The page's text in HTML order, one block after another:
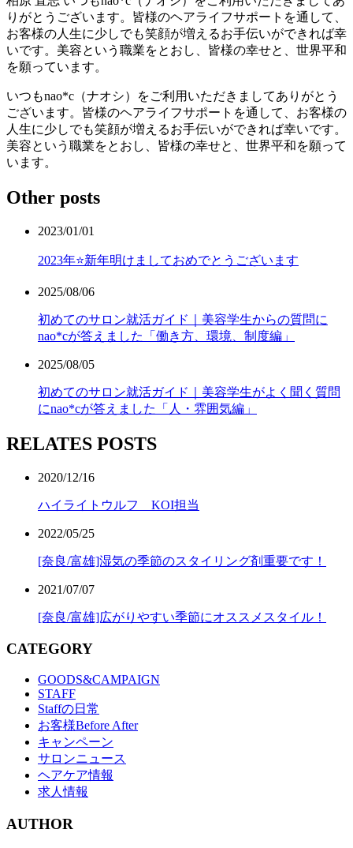
りがとうございます。皆様のヘアライフサポートを通して、
お客様の人生に少しでも笑顔が増えるお手伝いができれば幸
いです。美容という職業をとおし、皆様の幸せと、世界平和
を願っています。
いつもnao*c（ナオシ）をご利用いただきましてありがとう
ございます。皆様のヘアライフサポートを通して、お客様の
人生に少しでも笑顔が増えるお手伝いができれば幸いです。
美容という職業をとおし、皆様の幸せと、世界平和を願って
います。
Other posts
2023/01/01
2023年⭐️新年明けましておめでとうございます
2025/08/06
初めてのサロン就活ガイド｜美容学生からの質問に
nao*cが答えました「働き方、環境、制度編」
2025/08/05
初めてのサロン就活ガイド｜美容学生がよく聞く質問
にnao*cが答えました「人・雰囲気編」
RELATES POSTS
2020/12/16
ハイライトウルフ KOI担当
2022/05/25
[奈良/富雄]湿気の季節のスタイリング剤重要です！
2021/07/07
[奈良/富雄]広がりやすい季節にオススメスタイル！
CATEGORY
GOODS&CAMPAIGN
STAFF
Staffの日常
お客様Before After
キャンペーン
サロンニュース
ヘアケア情報
求人情報
AUTHOR